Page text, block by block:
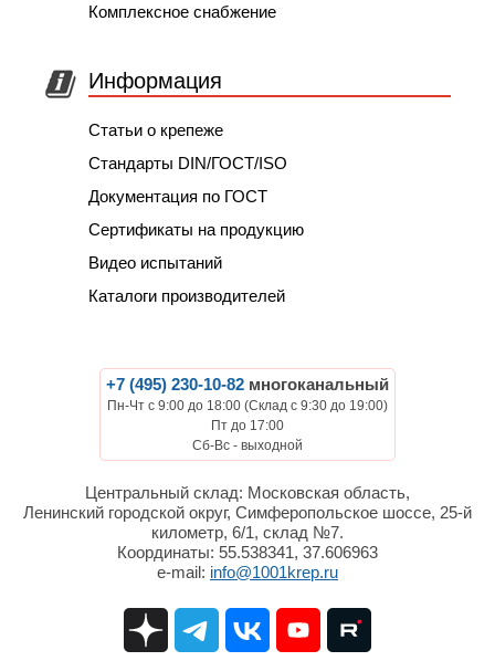
Комплексное снабжение
Информация
Статьи о крепеже
Стандарты DIN/ГОСТ/ISO
Документация по ГОСТ
Сертификаты на продукцию
Видео испытаний
Каталоги производителей
+7 (495) 230-10-82 многоканальный
Пн-Чт с 9:00 до 18:00 (Склад с 9:30 до 19:00)
Пт до 17:00
Сб-Вс - выходной
Центральный склад: Московская область,
Ленинский городской округ, Симферопольское шоссе, 25-й
километр, 6/1, склад №7.
Координаты: 55.538341, 37.606963
e-mail: info@1001krep.ru